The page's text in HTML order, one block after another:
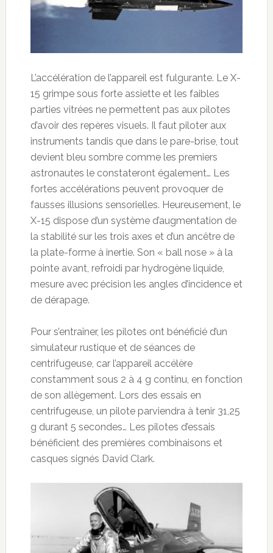
L’accélération de l’appareil est fulgurante. Le X-
15 grimpe sous forte assiette et les faibles
parties vitrées ne permettent pas aux pilotes
d’avoir des repères visuels. Il faut piloter aux
instruments tandis que dans le pare-brise, tout
devient bleu sombre comme les premiers
astronautes le constateront également… Les
fortes accélérations peuvent provoquer de
fausses illusions sensorielles. Heureusement, le
X-15 dispose d’un système d’augmentation de
la stabilité sur les trois axes et d’un ancêtre de
la plate-forme à inertie. Son « ball nose » à la
pointe avant, refroidi par hydrogène liquide,
mesure avec précision les angles d’incidence et
de dérapage.
Pour s’entraîner, les pilotes ont bénéficié d’un
simulateur rustique et de séances de
centrifugeuse, car l’appareil accélère
constamment sous 2 à 4 g continu, en fonction
de son allègement. Lors des essais en
centrifugeuse, un pilote parviendra à tenir 31,25
g durant 5 secondes… Les pilotes d’essais
bénéficient des premières combinaisons et
casques signés David Clark.